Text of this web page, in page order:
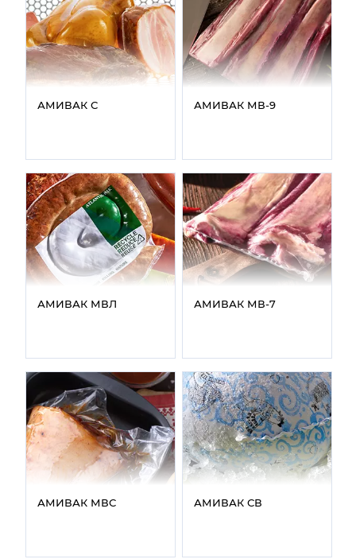
АМИВАК С АМИВАК МВ‑9
АМИВАК МВЛ АМИВАК МВ‑7
АМИВАК МВС АМИВАК СВ